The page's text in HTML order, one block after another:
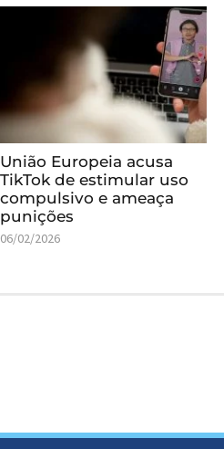
União Europeia acusa
TikTok de estimular uso
compulsivo e ameaça
punições
06/02/2026